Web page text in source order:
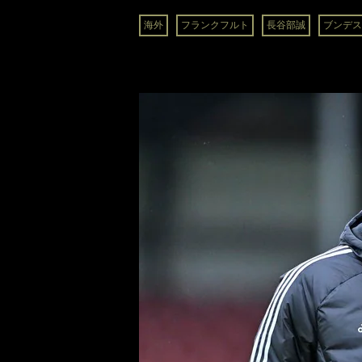
海外 フランクフルト 長谷部誠 ブンデ